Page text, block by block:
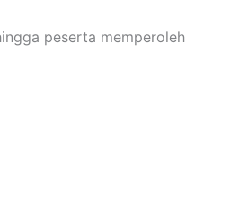
peserta memperoleh